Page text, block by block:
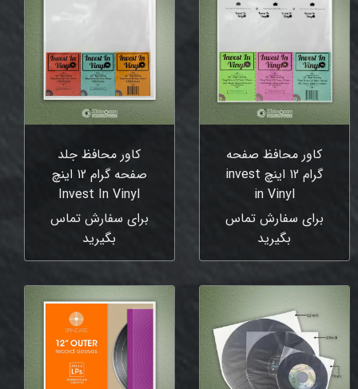
کاور محافظ صفحه
گرام 12 اینچ invest
in Vinyl
برای سفارش تماس
بگیرید
کاور محافظ جلد
صفحه گرام 12 اینچ
Invest In Vinyl
برای سفارش تماس
بگیرید